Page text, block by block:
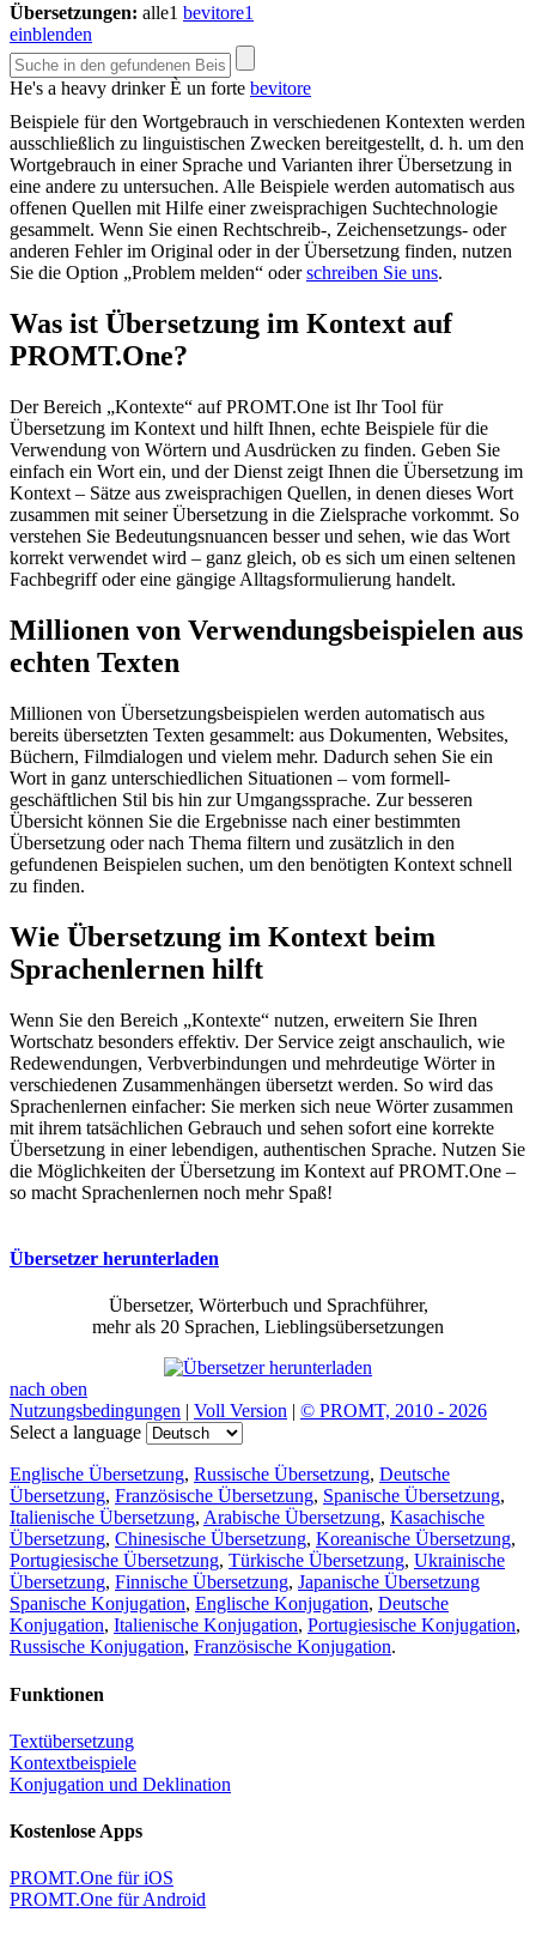
Übersetzungen: alle1 bevitore1
einblenden
He's a heavy drinker È un forte bevitore
Beispiele für den Wortgebrauch in verschiedenen Kontexten werden
ausschließlich zu linguistischen Zwecken bereitgestellt, d. h. um den
Wortgebrauch in einer Sprache und Varianten ihrer Übersetzung in
eine andere zu untersuchen. Alle Beispiele werden automatisch aus
offenen Quellen mit Hilfe einer zweisprachigen Suchtechnologie
gesammelt. Wenn Sie einen Rechtschreib-, Zeichensetzungs- oder
anderen Fehler im Original oder in der Übersetzung finden, nutzen
Sie die Option „Problem melden“ oderschreiben Sie uns.
Was ist Übersetzung im Kontext auf
PROMT.One?
Der Bereich „Kontexte“ auf PROMT.One ist Ihr Tool für
Übersetzung im Kontext und hilft Ihnen, echte Beispiele für die
Verwendung von Wörtern und Ausdrücken zu finden. Geben Sie
einfach ein Wort ein, und der Dienst zeigt Ihnen die Übersetzung im
Kontext – Sätze aus zweisprachigen Quellen, in denen dieses Wort
zusammen mit seiner Übersetzung in die Zielsprache vorkommt. So
verstehen Sie Bedeutungsnuancen besser und sehen, wie das Wort
korrekt verwendet wird – ganz gleich, ob es sich um einen seltenen
Fachbegriff oder eine gängige Alltagsformulierung handelt.
Millionen von Verwendungsbeispielen aus
echten Texten
Millionen von Übersetzungsbeispielen werden automatisch aus
bereits übersetzten Texten gesammelt: aus Dokumenten, Websites,
Büchern, Filmdialogen und vielem mehr. Dadurch sehen Sie ein
Wort in ganz unterschiedlichen Situationen – vom formell-
geschäftlichen Stil bis hin zur Umgangssprache. Zur besseren
Übersicht können Sie die Ergebnisse nach einer bestimmten
Übersetzung oder nach Thema filtern und zusätzlich in den
gefundenen Beispielen suchen, um den benötigten Kontext schnell
zu finden.
Wie Übersetzung im Kontext beim
Sprachenlernen hilft
Wenn Sie den Bereich „Kontexte“ nutzen, erweitern Sie Ihren
Wortschatz besonders effektiv. Der Service zeigt anschaulich, wie
Redewendungen, Verbverbindungen und mehrdeutige Wörter in
verschiedenen Zusammenhängen übersetzt werden. So wird das
Sprachenlernen einfacher: Sie merken sich neue Wörter zusammen
mit ihrem tatsächlichen Gebrauch und sehen sofort eine korrekte
Übersetzung in einer lebendigen, authentischen Sprache. Nutzen Sie
die Möglichkeiten der Übersetzung im Kontext auf PROMT.One –
so macht Sprachenlernen noch mehr Spaß!
Übersetzer herunterladen
Übersetzer, Wörterbuch und Sprachführer,
mehr als 20 Sprachen, Lieblingsübersetzungen
nach oben
Nutzungsbedingungen | Voll Version | © PROMT, 2010 - 2026
Select a language
Englische Übersetzung, Russische Übersetzung, Deutsche
Übersetzung, Französische Übersetzung, Spanische Übersetzung,
Italienische Übersetzung, Arabische Übersetzung, Kasachische
Übersetzung, Chinesische Übersetzung, Koreanische Übersetzung,
Portugiesische Übersetzung, Türkische Übersetzung, Ukrainische
Übersetzung, Finnische Übersetzung, Japanische Übersetzung
Spanische Konjugation, Englische Konjugation, Deutsche
Konjugation, Italienische Konjugation, Portugiesische Konjugation,
Russische Konjugation, Französische Konjugation.
Funktionen
Textübersetzung
Kontextbeispiele
Konjugation und Deklination
Kostenlose Apps
PROMT.One für iOS
PROMT.One für Android